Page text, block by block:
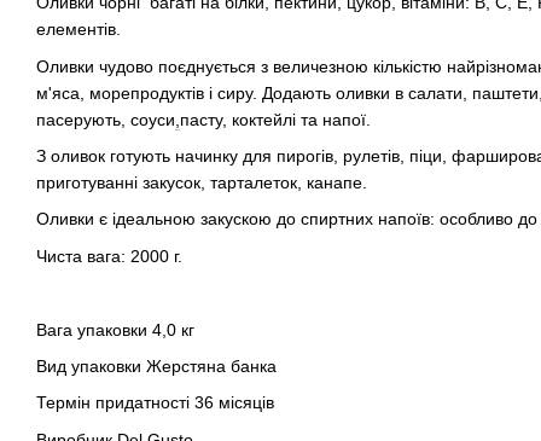
елементів.
Оливки чудово поєднується з величезною кількістю
м'яса, морепродуктів і сиру. Додають оливки в салати,
пасерують, соуси пасту, коктейлі та напої.
З оливок готують начинку для пирогів, рулетів, піци,
приготуванні закусок, тарталеток, канапе.
Оливки є ідеальною закускою до спиртних напоїв: особливо до
Чиста вага: 2000 г.
Вага упаковки 4,0 кг
Вид упаковки Жерстяна банка
Термін придатності 36 місяців